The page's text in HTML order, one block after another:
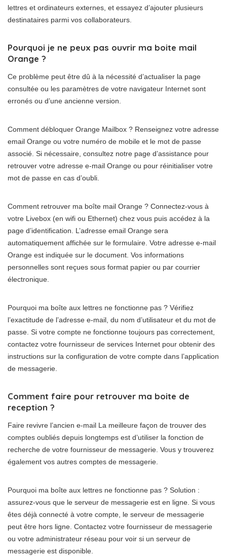
lettres et ordinateurs externes, et essayez d’ajouter plusieurs
destinataires parmi vos collaborateurs.
Pourquoi je ne peux pas ouvrir ma boite mail
Orange ?
Ce problème peut être dû à la nécessité d’actualiser la page
consultée ou les paramètres de votre navigateur Internet sont
erronés ou d’une ancienne version.
Comment débloquer Orange Mailbox ? Renseignez votre adresse
email Orange ou votre numéro de mobile et le mot de passe
associé. Si nécessaire, consultez notre page d’assistance pour
retrouver votre adresse e-mail Orange ou pour réinitialiser votre
mot de passe en cas d’oubli.
Comment retrouver ma boîte mail Orange ? Connectez-vous à
votre Livebox (en wifi ou Ethernet) chez vous puis accédez à la
page d’identification. L’adresse email Orange sera
automatiquement affichée sur le formulaire. Votre adresse e-mail
Orange est indiquée sur le document. Vos informations
personnelles sont reçues sous format papier ou par courrier
électronique.
Pourquoi ma boîte aux lettres ne fonctionne pas ? Vérifiez
l’exactitude de l’adresse e-mail, du nom d’utilisateur et du mot de
passe. Si votre compte ne fonctionne toujours pas correctement,
contactez votre fournisseur de services Internet pour obtenir des
instructions sur la configuration de votre compte dans l’application
de messagerie.
Comment faire pour retrouver ma boite de
reception ?
Faire revivre l’ancien e-mail La meilleure façon de trouver des
comptes oubliés depuis longtemps est d’utiliser la fonction de
recherche de votre fournisseur de messagerie. Vous y trouverez
également vos autres comptes de messagerie.
Pourquoi ma boîte aux lettres ne fonctionne pas ? Solution :
assurez-vous que le serveur de messagerie est en ligne. Si vous
êtes déjà connecté à votre compte, le serveur de messagerie
peut être hors ligne. Contactez votre fournisseur de messagerie
ou votre administrateur réseau pour voir si un serveur de
messagerie est disponible.